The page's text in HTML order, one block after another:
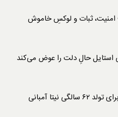
امنیت، ثبات و لوکسِ خاموش
استایل حالِ دلت را عوض می‌کند
آمبانی